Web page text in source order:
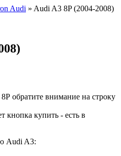
Audi » Audi A3 8P (2004-2008)
обратите внимание на строку
кнопка купить - есть в
Audi A3: